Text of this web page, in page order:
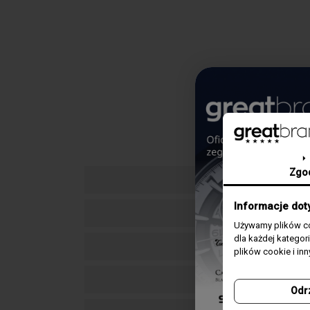
Informacje
Używamy plików
dla każdej
plików cookie i